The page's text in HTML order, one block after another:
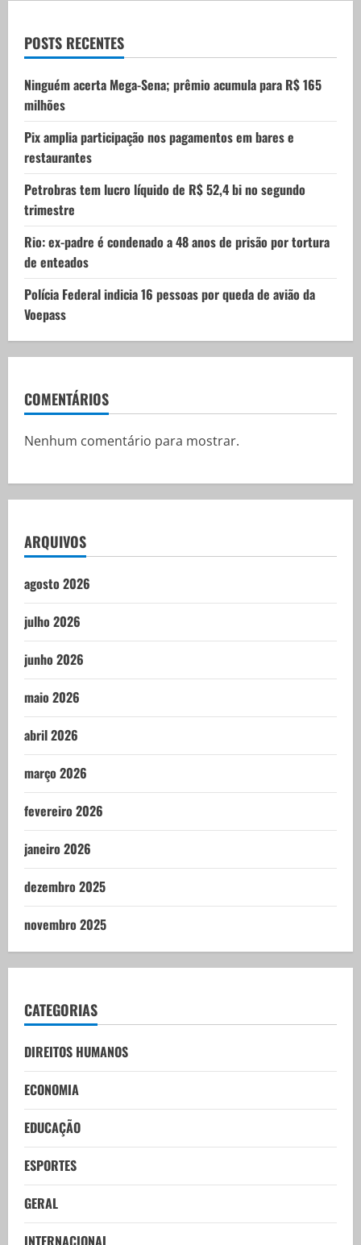
t
i
o
n
POSTS RECENTES
Ninguém acerta Mega-Sena; prêmio acumula para R$ 165
milhões
Pix amplia participação nos pagamentos em bares e
restaurantes
Petrobras tem lucro líquido de R$ 52,4 bi no segundo
trimestre
Rio: ex-padre é condenado a 48 anos de prisão por tortura
de enteados
Polícia Federal indicia 16 pessoas por queda de avião da
Voepass
COMENTÁRIOS
Nenhum comentário para mostrar.
ARQUIVOS
agosto 2026
julho 2026
junho 2026
maio 2026
abril 2026
março 2026
fevereiro 2026
janeiro 2026
dezembro 2025
novembro 2025
CATEGORIAS
DIREITOS HUMANOS
ECONOMIA
EDUCAÇÃO
ESPORTES
GERAL
INTERNACIONAL